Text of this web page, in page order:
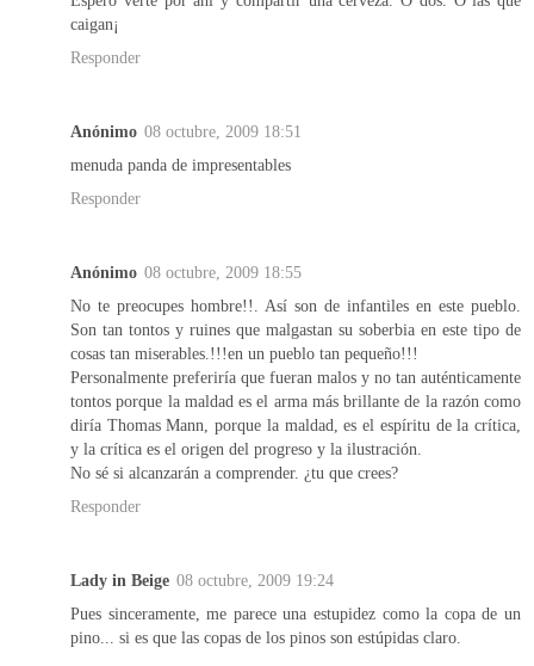
caigan¡
Responder
Anónimo 08 octubre, 2009 18:51
menuda panda de impresentables
Responder
Anónimo 08 octubre, 2009 18:55
No te preocupes hombre!!. Así son de infantiles en este pueblo.
Son tan tontos y ruines que malgastan su soberbia en este tipo de
cosas tan miserables.!!!en un pueblo tan pequeño!!!
Personalmente preferiría que fueran malos y no tan auténticamente
tontos porque la maldad es el arma más brillante de la razón como
diría Thomas Mann, porque la maldad, es el espíritu de la crítica,
y la crítica es el origen del progreso y la ilustración.
No sé si alcanzarán a comprender. ¿tu que crees?
Responder
Lady in Beige 08 octubre, 2009 19:24
Pues sinceramente, me parece una estupidez como la copa de un
pino... si es que las copas de los pinos son estúpidas claro.